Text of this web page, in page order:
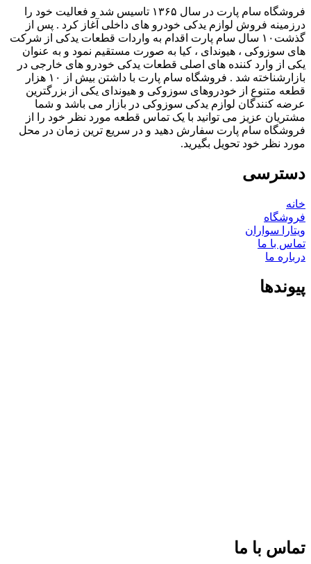
فروشگاه سام پارت در سال ۱۳۶۵ تاسیس شد و فعالیت خود را
درزمینه فروش لوازم یدکی خودرو های داخلی آغاز کرد . پس از
گذشت۱۰ سال سام پارت اقدام به واردات قطعات یدکی از شرکت
های سوزوکی ، هیوندای ، کیا به صورت مستقیم نمود و به عنوان
یکی از وارد کننده های اصلی قطعات یدکی خودرو های خارجی در
بازارشناخته شد . فروشگاه سام پارت با داشتن بیش از ۱۰ هزار
قطعه متنوع از خودروهای سوزوکی و هیوندای یکی از بزرگترین
عرضه کنندگان لوازم یدکی سوزوکی در بازار می باشد و شما
مشتریان عزیز می توانید با یک تماس قطعه مورد نظر خود را از
فروشگاه سام پارت سفارش دهید و در سریع ترین زمان در محل
مورد نظر خود تحویل بگیرید.
دسترسی
خانه
فروشگاه
ویتارا سواران
تماس با ما
درباره ما
پیوندها
تماس با ما